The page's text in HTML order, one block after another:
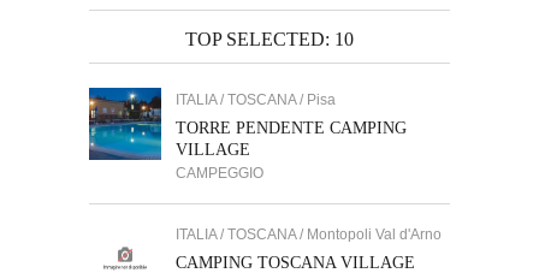
TOP SELECTED: 10
ITALIA / TOSCANA / Pisa
TORRE PENDENTE CAMPING
VILLAGE
CAMPEGGIO
ITALIA / TOSCANA / Montopoli Val d'Arno
CAMPING TOSCANA VILLAGE